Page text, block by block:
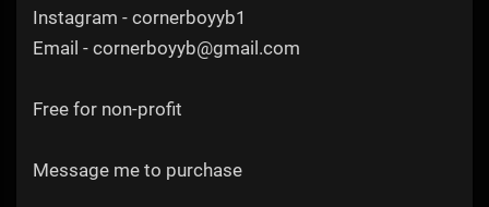
Instagram - cornerboyyb1
Email - cornerboyyb@gmail.com
Free for non-profit
Message me to purchase